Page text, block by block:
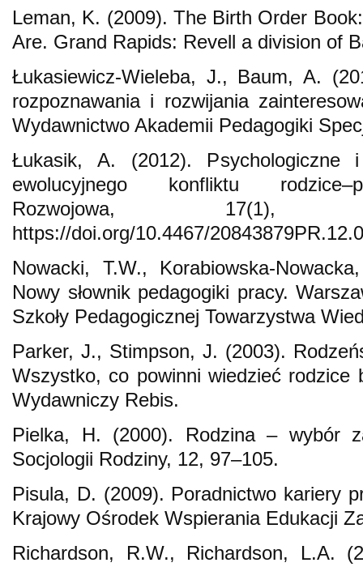
Leman, K. (2009). The Birth Order
Are. Grand Rapids: Revell a division of
Łukasiewicz-Wieleba, J., Baum, A.
rozpoznawania i rozwijania
Wydawnictwo Akademii Pedagogiki
Łukasik, A. (2012). Psychologiczne i
ewolucyjnego konfliktu
Rozwojowa,
https://doi.org/10.4467/
Nowacki, T.W., Korabiowska-
Nowy słownik pedagogiki pracy.
Szkoły Pedagogicznej Towarzystwa
Parker, J., Stimpson, J. (2003).
Wszystko, co powinni wiedzieć rodzice
Wydawniczy Rebis.
Pielka, H. (2000). Rodzina – wybór
Socjologii Rodziny, 12, 97–105.
Pisula, D. (2009). Poradnictwo kariery
Krajowy Ośrodek Wspierania Edukacji
Richardson, R.W., Richardson, L.A.